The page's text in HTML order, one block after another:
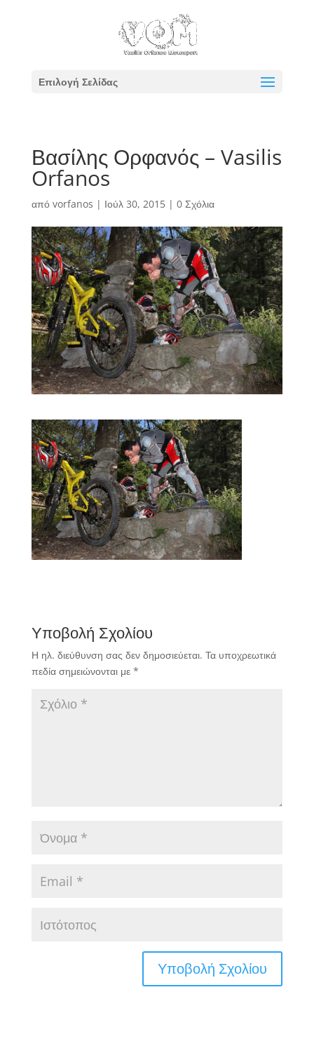
Επιλογή Σελίδας
Βασίλης Ορφανός – Vasilis
Orfanos
από vorfanos | Ιούλ 30, 2015| 0 Σχόλια
Υποβολή Σχολίου
Η ηλ. διεύθυνση σας δεν δημοσιεύεται. Τα υποχρεωτικά
πεδία σημειώνονται με *